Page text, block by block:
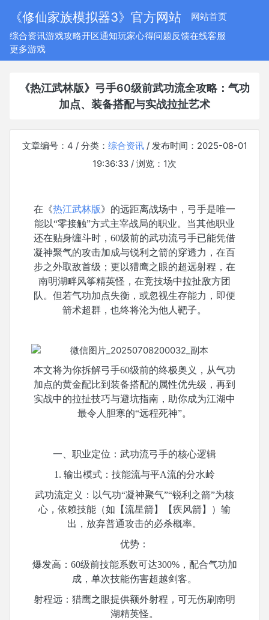
《修仙家族模拟器3》官方网站
网站首页
综合资讯游戏攻略开区通知玩家心得问题反馈在线客服
更多游戏
《热江武林版》弓手60级前武功流全攻略：气功
加点、装备搭配与实战拉扯艺术
文章编号：4 / 分类： 综合资讯/ 发布时间：2025-08-01
19:36:33 / 浏览： 1次
在《热江武林版》的远距离战场中，弓手是唯一
能以“零接触”方式主宰战局的职业。当其他职业
还在贴身缠斗时，60级前的武功流弓手已能凭借
凝神聚气的攻击加成与锐利之箭的穿透力，在百
步之外取敌首级；更以猎鹰之眼的超远射程，在
南明湖畔风筝精英怪，在竞技场中拉扯敌方团
队。但若气功加点失衡，或忽视生存能力，即便
箭术超群，也终将沦为他人靶子。
本文将为你拆解弓手60级前的终极奥义，从气功
加点的黄金配比到装备搭配的属性优先级，再到
实战中的拉扯技巧与避坑指南，助你成为江湖中
最令人胆寒的“远程死神”。
一、职业定位：武功流弓手的核心逻辑
1. 输出模式：技能流与平A流的分水岭
武功流定义：以气功“凝神聚气”“锐利之箭”为核
心，依赖技能（如【流星箭】【疾风箭】）输
出，放弃普通攻击的必杀概率。
优势：
爆发高： 60级前技能系数可达300%，配合气功加
成，单次技能伤害超越剑客。
射程远：猎鹰之眼提供额外射程，可无伤刷南明
湖精英怪。